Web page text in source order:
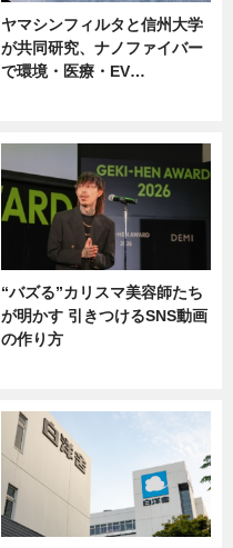
ヤマシンフィルタと信州大学
が共同研究、ナノファイバー
で環境・医療・EV…
“バズる”カリスマ美容師たち
が明かす 引きつけるSNS動画
の作り方